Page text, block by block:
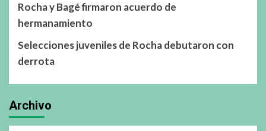
Rocha y Bagé firmaron acuerdo de
hermanamiento
Selecciones juveniles de Rocha debutaron con
derrota
Archivo